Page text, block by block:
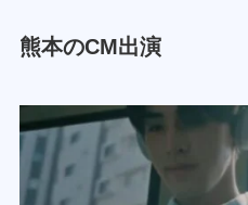
熊本のCM出演